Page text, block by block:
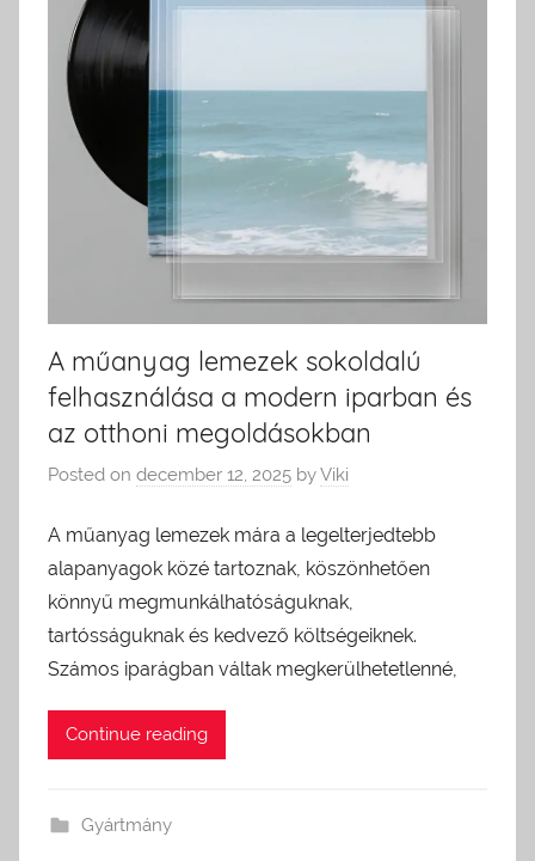
A műanyag lemezek sokoldalú
felhasználása a modern iparban és
az otthoni megoldásokban
Posted on december 12, 2025 byViki
A műanyag lemezek mára a legelterjedtebb
alapanyagok közé tartoznak, köszönhetően
könnyű megmunkálhatóságuknak,
tartósságuknak és kedvező költségeiknek.
Számos iparágban váltak megkerülhetetlenné,
Continue reading
Gyártmány